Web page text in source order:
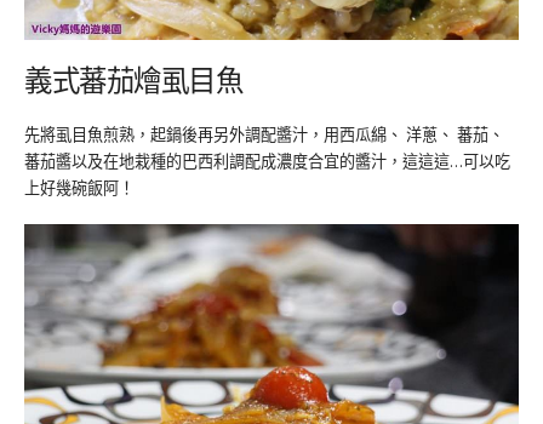
義式蕃茄燴虱目魚
先將虱目魚煎熟，起鍋後再另外調配醬汁，用西瓜綿、 洋蔥、 蕃茄、
蕃茄醬以及在地栽種的巴西利調配成濃度合宜的醬汁，這這這…可以吃
上好幾碗飯阿！